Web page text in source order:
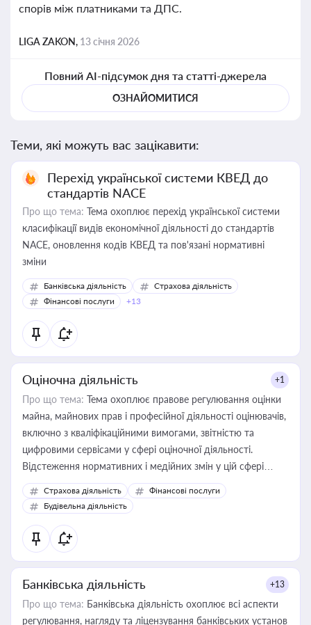
спорів між платниками та ДПС.
LIGA ZAKON, 13 січня 2026
Повний AI-підсумок дня та статті-джерела
ОЗНАЙОМИТИСЯ
Теми, які можуть вас зацікавити:
Перехід української системи КВЕД до
стандартів NACE
Про що тема: Тема охоплює перехід української системи
класифікації видів економічної діяльності до стандартів
NACE, оновлення кодів КВЕД та пов'язані нормативні
зміни
Банківська діяльність
Страхова діяльність
Фінансові послуги
+13
Оціночна діяльність +1
Про що тема: Тема охоплює правове регулювання оцінки
майна, майнових прав і професійної діяльності оцінювачів,
включно з кваліфікаційними вимогами, звітністю та
цифровими сервісами у сфері оціночної діяльності.
Відстеження нормативних і медійних змін у цій сфері
корисне для власника бізнесу, керівника, юриста або
бухгалтера під час оподаткування, приватизації, оренди
державного майна, корпоративних угод і перевірки
статусу суб'єктів оціночної діяльності
Страхова діяльність
Фінансові послуги
Будівельна діяльність
Банківська діяльність +13
Про що тема: Банківська діяльність охоплює всі аспекти
регулювання, нагляду та ліцензування банківських установ